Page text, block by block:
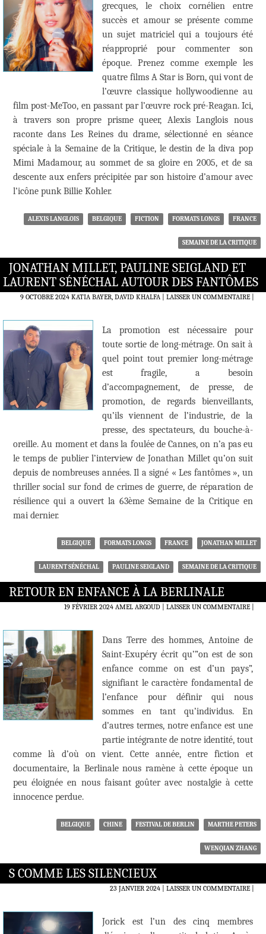
grecques, le choix cornélien entre
succès et amour se présente comme
un sujet matriciel qui a toujours été
réapproprié pour commenter son
époque. Prenez comme exemple les
quatre films A Star is Born, qui vont de
l’œuvre classique hollywoodienne au
film post-MeToo, en passant par l’œuvre rock pré-Reagan. Ici,
à travers son propre prisme queer, Alexis Langlois nous
raconte dans Les Reines du drame, sélectionné en séance
spéciale à la Semaine de la Critique, le destin de la diva pop
Mimi Madamour, au sommet de sa gloire en 2005, et de sa
descente aux enfers précipitée par son histoire d’amour avec
l’icône punk Billie Kohler.
ALEXIS LANGLOIS BELGIQUE FICTION FORMATS LONGS FRANCE
SEMAINE DE LA CRITIQUE
JONATHAN MILLET, PAULINE SEIGLAND ET
LAURENT SÉNÉCHAL AUTOUR DES FANTÔMES
9 OCTOBRE 2024 KATIA BAYER, DAVID KHALFA LAISSER UN COMMENTAIRE|
La promotion est nécessaire pour
toute sortie de long-métrage. On sait à
quel point tout premier long-métrage
est fragile, a besoin
d’accompagnement, de presse, de
promotion, de regards bienveillants,
qu’ils viennent de l’industrie, de la
presse, des spectateurs, du bouche-à-
oreille. Au moment et dans la foulée de Cannes, on n’a pas eu
le temps de publier l’interview de Jonathan Millet qu’on suit
depuis de nombreuses années. Il a signé « Les fantômes », un
thriller social sur fond de crimes de guerre, de réparation de
résilience qui a ouvert la 63ème Semaine de la Critique en
mai dernier.
BELGIQUE FORMATS LONGS FRANCE JONATHAN MILLET
LAURENT SÉNÉCHAL PAULINE SEIGLAND SEMAINE DE LA CRITIQUE
RETOUR EN ENFANCE À LA BERLINALE
19 FÉVRIER 2024 AMEL ARGOUD LAISSER UN COMMENTAIRE|
Dans Terre des hommes, Antoine de
Saint-Exupéry écrit qu’”on est de son
enfance comme on est d’un pays”,
signifiant le caractère fondamental de
l’enfance pour définir qui nous
sommes en tant qu’individus. En
d’autres termes, notre enfance est une
partie intégrante de notre identité, tout
comme là d’où on vient. Cette année, entre fiction et
documentaire, la Berlinale nous ramène à cette époque un
peu éloignée en nous faisant goûter avec nostalgie à cette
innocence perdue.
BELGIQUE CHINE FESTIVAL DE BERLIN MARTHE PETERS
WENQIAN ZHANG
S COMME LES SILENCIEUX
23 JANVIER 2024 LAISSER UN COMMENTAIRE|
Jorick est l’un des cinq membres